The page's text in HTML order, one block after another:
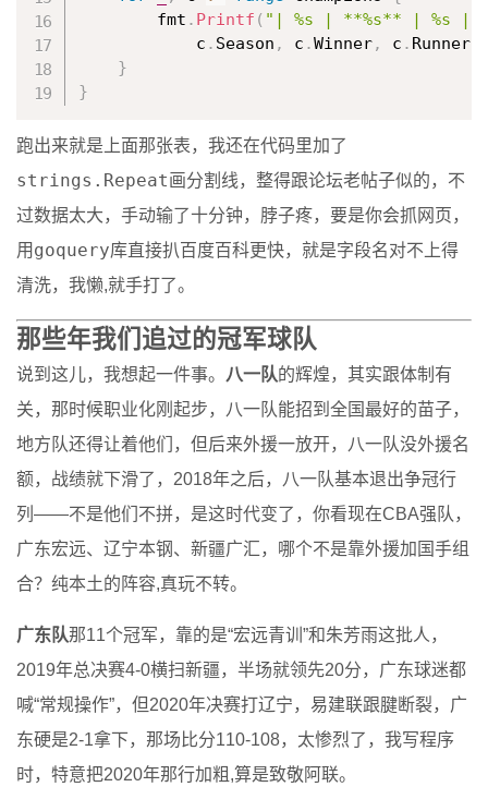
        fmt
. Printf ( "| %s | **%s** | %s |
            c
. Season , c .Winner, c .
}
}
跑出来就是上面那张表，我还在代码里加了
strings.Repeat画分割线，整得跟论坛老帖子似的，不
过数据太大，手动输了十分钟，脖子疼，要是你会抓网页，
用 goquery库直接扒百度百科更快，就是字段名对不上得
清洗，我懒,就手打了。
那些年我们追过的冠军球队
说到这儿，我想起一件事。 八一队的辉煌，其实跟体制有
关，那时候职业化刚起步，八一队能招到全国最好的苗子，
地方队还得让着他们，但后来外援一放开，八一队没外援名
额，战绩就下滑了，2018年之后，八一队基本退出争冠行
列——不是他们不拼，是这时代变了，你看现在CBA强队，
广东宏远、辽宁本钢、新疆广汇，哪个不是靠外援加国手组
合？纯本土的阵容,真玩不转。
广东队那11个冠军，靠的是“宏远青训”和朱芳雨这批人，
2019年总决赛4-0横扫新疆，半场就领先20分，广东球迷都
喊“常规操作”，但2020年决赛打辽宁，易建联跟腱断裂，广
东硬是2-1拿下，那场比分110-108，太惨烈了，我写程序
时，特意把2020年那行加粗,算是致敬阿联。